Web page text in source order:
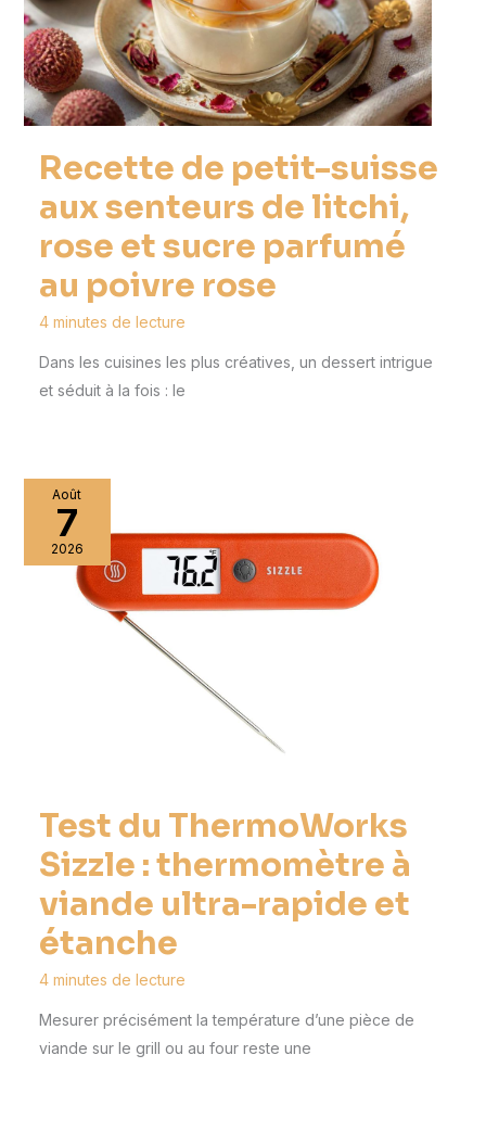
Recette de petit-suisse
aux senteurs de litchi,
rose et sucre parfumé
au poivre rose
4 minutes de lecture
Dans les cuisines les plus créatives, un dessert intrigue
et séduit à la fois : le
Août
7
2026
Test du ThermoWorks
Sizzle : thermomètre à
viande ultra-rapide et
étanche
4 minutes de lecture
Mesurer précisément la température d’une pièce de
viande sur le grill ou au four reste une